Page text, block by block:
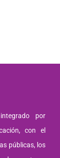
por
con el
públicas, los